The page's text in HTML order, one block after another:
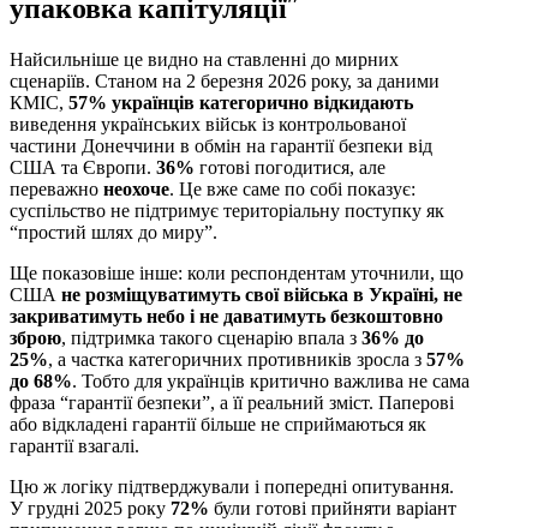
Найсильніше це видно на ставленні до мирних
сценаріїв. Станом на 2 березня 2026 року, за даними
КМІС, 57% українців категорично відкидають
виведення українських військ із контрольованої
частини Донеччини в обмін на гарантії безпеки від
США та Європи. 36% готові погодитися, але
переважно неохоче. Це вже саме по собі показує:
суспільство не підтримує територіальну поступку як
“простий шлях до миру”.
Ще показовіше інше: коли респондентам уточнили, що
США не розміщуватимуть свої війська в Україні, не
закриватимуть небо і не даватимуть безкоштовно
зброю, підтримка такого сценарію впала з 36% до
25%, а частка категоричних противників зросла з 57%
до 68%. Тобто для українців критично важлива не сама
фраза “гарантії безпеки”, а її реальний зміст. Паперові
або відкладені гарантії більше не сприймаються як
гарантії взагалі.
Цю ж логіку підтверджували і попередні опитування.
У грудні 2025 року 72% були готові прийняти варіант